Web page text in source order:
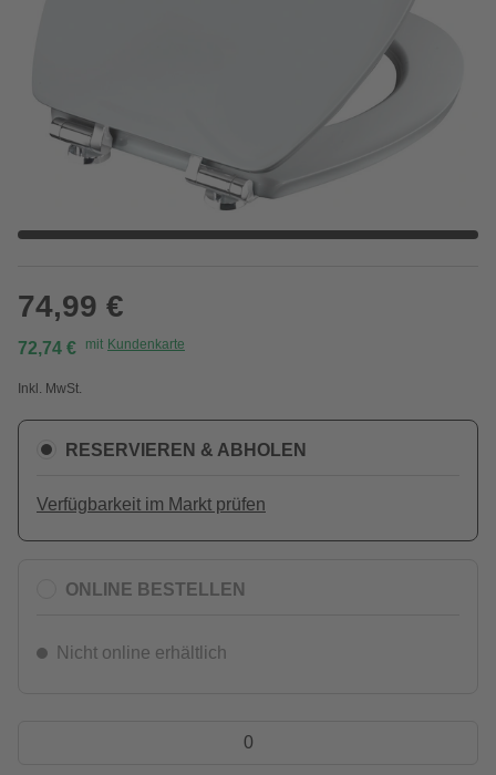
74,99 €
72,74 € mit Kundenkarte
Inkl. MwSt.
RESERVIEREN & ABHOLEN
Verfügbarkeit im Markt prüfen
ONLINE BESTELLEN
Nicht online erhältlich